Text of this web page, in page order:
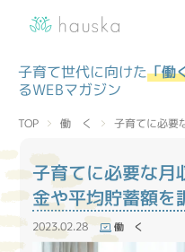
子育て世代に向けた「働
るWEBマガジン
TOP 働 く 子育てに必要
子育てに必要な月
金や平均貯蓄額を
2023.02.28 働 く